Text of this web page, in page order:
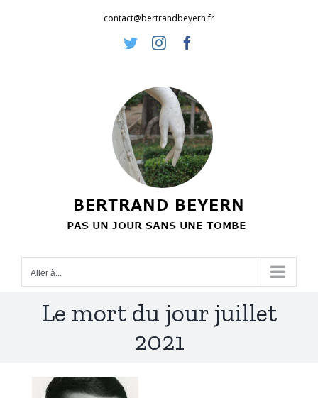
contact@bertrandbeyern.fr
TwitterInstagram
Aller à...
Le mort du jour juillet
2021